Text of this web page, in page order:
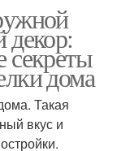
дома
Такая
вкус и